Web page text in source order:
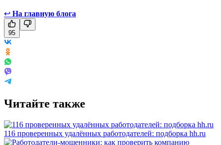
↩ На главную блога
95
Читайте также
116 проверенных удалённых работодателей: подборка hh.ru